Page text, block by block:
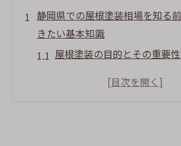
静岡県での屋根塗装相場を知る
きたい基本知識
屋根塗装の目的とその重要性
静岡県の気候が屋根塗装に与